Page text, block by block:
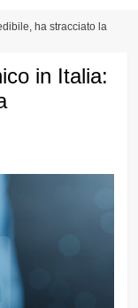
ha stracciato la
in Italia: